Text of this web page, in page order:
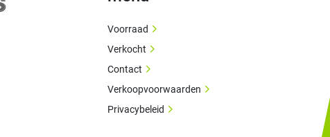
Voorraad
Verkocht
Contact
Verkoopvoorwaarden
Privacybeleid